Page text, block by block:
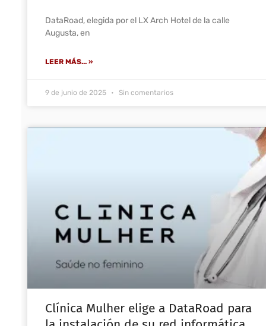
DataRoad, elegida por el LX Arch Hotel de la calle
Augusta, en
LEER MÁS... »
9 de junio de 2025 Sin comentarios
Clínica Mulher elige a DataRoad para